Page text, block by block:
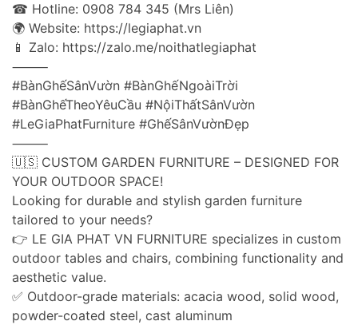
☎ Hotline: 0908 784 345 (Mrs Liên)
🌍 Website: https://legiaphat.vn
📱 Zalo: https://zalo.me/noithatlegiaphat
⸻
#BànGhếSânVườn #BànGhếNgoàiTrời
#BànGhếTheoYêuCầu #NộiThấtSânVườn
#LeGiaPhatFurniture #GhếSânVườnĐẹp
⸻
🇺🇸 CUSTOM GARDEN FURNITURE – DESIGNED FOR
YOUR OUTDOOR SPACE!
Looking for durable and stylish garden furniture
tailored to your needs?
👉 LE GIA PHAT VN FURNITURE specializes in custom
outdoor tables and chairs, combining functionality and
aesthetic value.
✅ Outdoor-grade materials: acacia wood, solid wood,
powder-coated steel, cast aluminum